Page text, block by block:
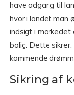
have adgang til
hvor i landet man
indsigt i
bolig. Dette
kommende
Sikring af